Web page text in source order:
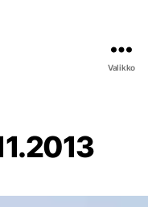
Valikko